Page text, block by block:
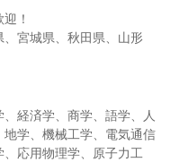
！
宮城県、秋田県、山形
経済学、商学、語学、人
学、機械工学、電気通信
応用物理学、原子力工